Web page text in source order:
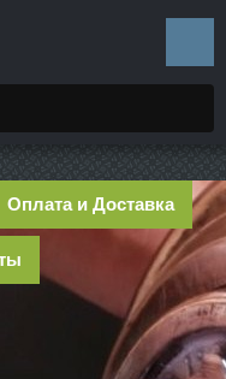
Оплата и Доставка